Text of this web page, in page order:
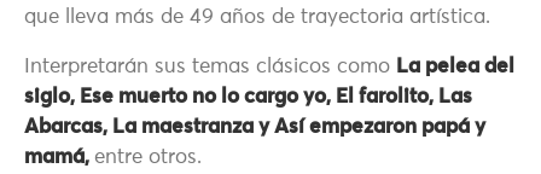
que lleva más de 49 años de trayectoria artística.
Interpretarán sus temas clásicos como La pelea del
siglo, Ese muerto no lo cargo yo, El farolito, Las
Abarcas, La maestranza y Así empezaron papá y
mamá, entre otros.